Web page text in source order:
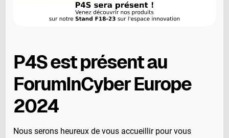
P4S est présent au
ForumInCyber Europe
2024
Nous serons heureux de vous accueillir pour vous